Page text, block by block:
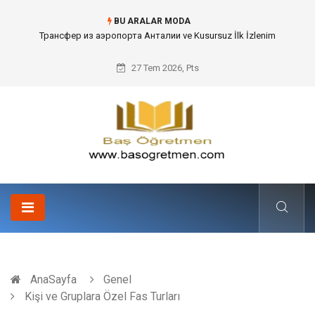
BU ARALAR MODA
Kafes Sandık ve Peyzaj Mimarisinde Dev Bitkilerin Transferi
27 Tem 2026, Pts
AnaSayfa
Genel
Kişi ve Gruplara Özel Fas Turları